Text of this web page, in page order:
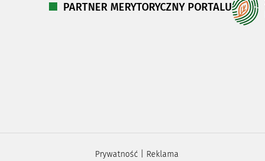
PARTNER MERYTORYCZNY PORTALU
Prywatność Reklama